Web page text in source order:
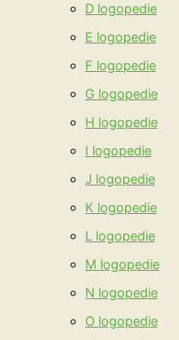
D logopedie
E logopedie
F logopedie
G logopedie
H logopedie
I logopedie
J logopedie
K logopedie
L logopedie
M logopedie
N logopedie
O logopedie